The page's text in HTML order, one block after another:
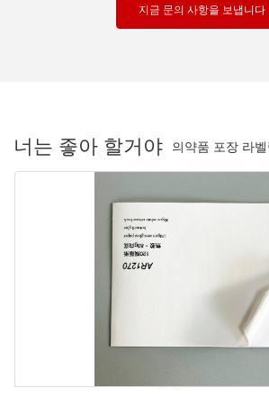
지금 문의 사항을 보냅니다
너는 좋아 할거야 의약품 포장 라벨